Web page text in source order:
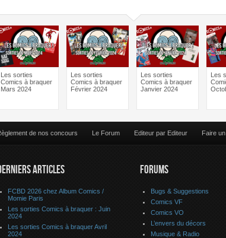
Les sorties
Comics à braquer
Mars 2024
Les sorties
Comics à braquer
Février 2024
Les sorties
Comics à braquer
Janvier 2024
Les
de nos concours Le Forum Editeur par Editeur Faire
ARTICLES
FCBD 2026 chez Album Comics /
Momie Paris
Les sorties Comics à braquer : Juin
2024
Les sorties Comics à braquer Avril
2024
FORUMS
Bugs & Suggestions
Comics VF
Comics VO
L’envers du décors
Musique & Radio